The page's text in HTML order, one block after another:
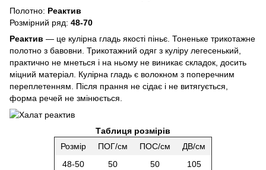
Полотно: Реактив
Розмірний ряд: 48-70
Реактив ― це кулірна гладь якості піньє. Тоненьке трикотажне
полотно з бавовни. Трикотажний одяг з куліру легесенький,
практично не мнеться і на ньому не виникає складок, досить
міцний матеріал. Кулірна гладь є волокном з поперечним
переплетенням. Після прання не сідає і не витягується,
форма речей не змінюється.
Таблиця розмірів
Розмір
ПОГ/см ПОС/см
ДВ/см
48-50
50 50
105